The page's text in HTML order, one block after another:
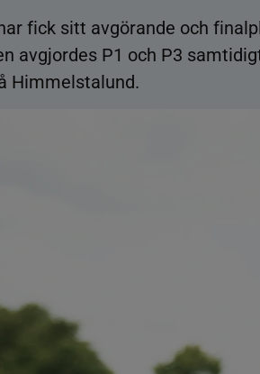
fick sitt avgörande och
avgjordes P1 och P3
Himmelstalund.